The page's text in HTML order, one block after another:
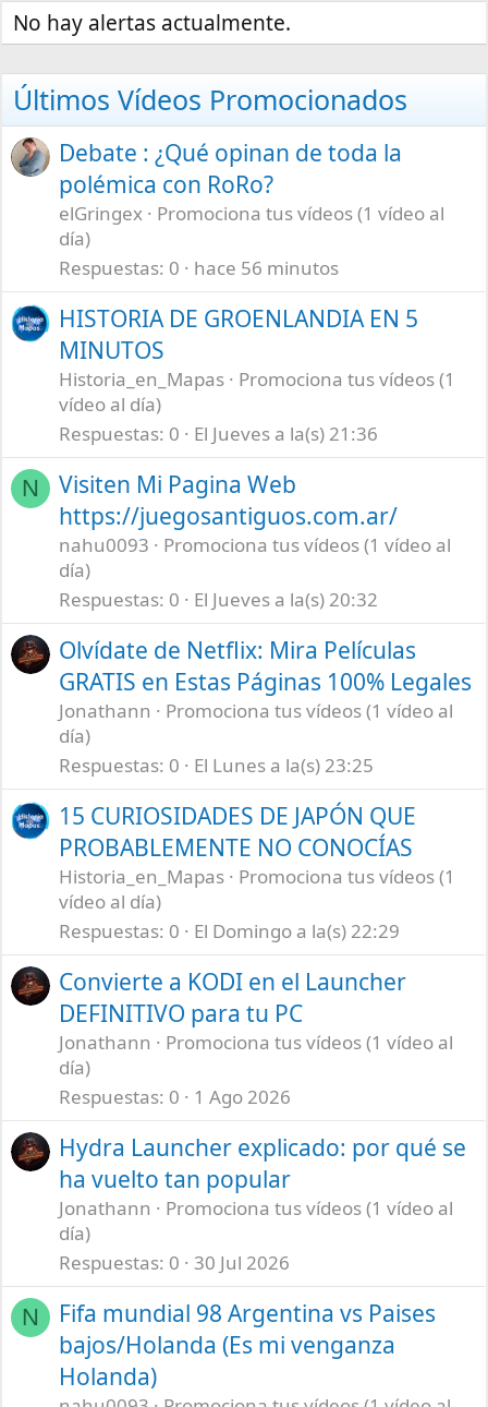
No hay alertas actualmente.
Últimos Vídeos Promocionados
Debate : ¿Qué opinan de toda la
polémica con RoRo?
elGringex
Promociona tus vídeos (1 vídeo al
día)
Respuestas 0 hace 56 minutos
HISTORIA DE GROENLANDIA EN 5
MINUTOS
Historia_en_Mapas
Promociona tus vídeos (1
vídeo al día)
Respuestas 0 El Jueves a la(s) 21:36
N
Visiten Mi Pagina Web
https://juegosantiguos.com.ar/
nahu0093
Promociona tus vídeos (1 vídeo al
día)
Respuestas 0 El Jueves a la(s) 20:32
Olvídate de Netflix: Mira Películas
GRATIS en Estas Páginas 100% Legales
Jonathann
Promociona tus vídeos (1 vídeo al
día)
Respuestas 0 El Lunes a la(s) 23:25
15 CURIOSIDADES DE JAPÓN QUE
PROBABLEMENTE NO CONOCÍAS
Historia_en_Mapas
Promociona tus vídeos (1
vídeo al día)
Respuestas 0 El Domingo a la(s) 22:29
Convierte a KODI en el Launcher
DEFINITIVO para tu PC
Jonathann
Promociona tus vídeos (1 vídeo al
día)
Respuestas 0 1 Ago 2026
Hydra Launcher explicado: por qué se
ha vuelto tan popular
Jonathann
Promociona tus vídeos (1 vídeo al
día)
Respuestas 0 30 Jul 2026
N
Fifa mundial 98 Argentina vs Paises
bajos/Holanda (Es mi venganza
Holanda)